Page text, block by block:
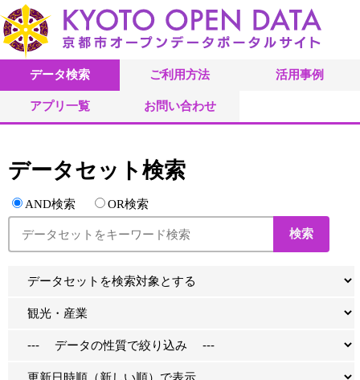
データ検索 ご利用方法 活用事例
アプリ一覧 お問い合わせ
データセット検索
AND検索 OR検索